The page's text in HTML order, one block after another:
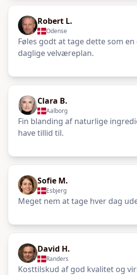
Robert L.
Odense
Føles godt at tage dette som
daglige velværeplan.
Clara B.
Aalborg
Fin blanding af naturlige
have tillid til.
Sofie M.
Esbjerg
Meget nem at tage hver dag
David H.
Randers
Kosttilskud af god kvalitet og